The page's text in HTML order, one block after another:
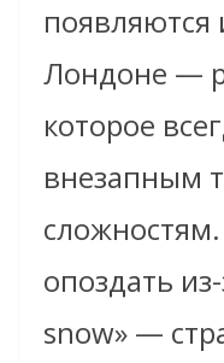
появляются
Лондоне —
которое
внезапным
опоздать
snow» —